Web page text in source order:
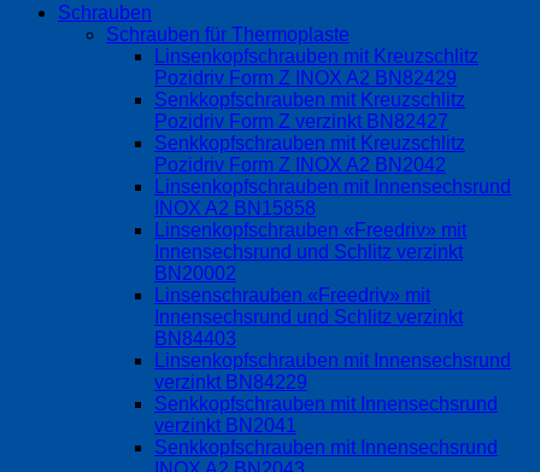
Schrauben
Schrauben für Thermoplaste
Linsenkopfschrauben mit Kreuzschlitz
Pozidriv Form Z INOX A2 BN82429
Senkkopfschrauben mit Kreuzschlitz
Pozidriv Form Z verzinkt BN82427
Senkkopfschrauben mit Kreuzschlitz
Pozidriv Form Z INOX A2 BN2042
Linsenkopfschrauben mit Innensechsrund
INOX A2 BN15858
Linsenkopfschrauben «Freedriv» mit
Innensechsrund und Schlitz verzinkt
BN20002
Linsenschrauben «Freedriv» mit
Innensechsrund und Schlitz verzinkt
BN84403
Linsenkopfschrauben mit Innensechsrund
verzinkt BN84229
Senkkopfschrauben mit Innensechsrund
verzinkt BN2041
Senkkopfschrauben mit Innensechsrund